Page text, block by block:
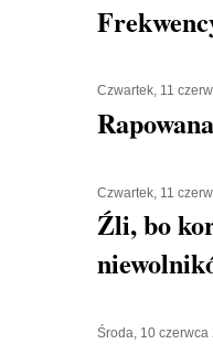
Czwartek, 11
Czwartek, 11
Źli, bo
Środa, 10 czerwca